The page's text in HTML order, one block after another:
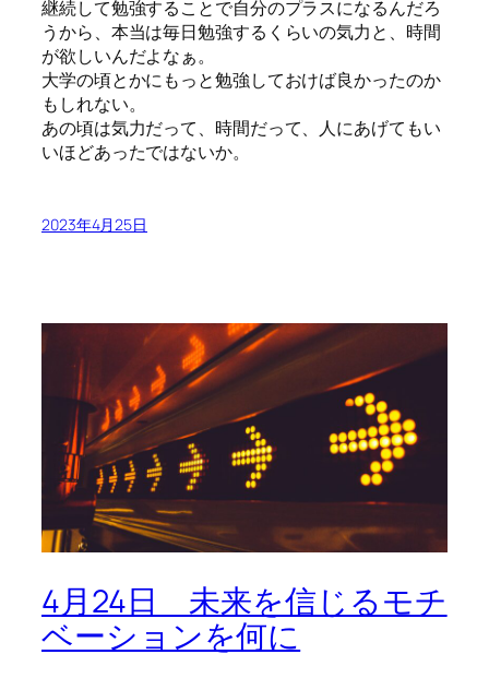
継続して勉強することで自分のプラスになるんだろ
うから、本当は毎日勉強するくらいの気力と、時間
が欲しいんだよなぁ。
大学の頃とかにもっと勉強しておけば良かったのか
もしれない。
あの頃は気力だって、時間だって、人にあげてもい
いほどあったではないか。
2023年4月25日
4月24日 未来を信じるモチ
ベーションを何に